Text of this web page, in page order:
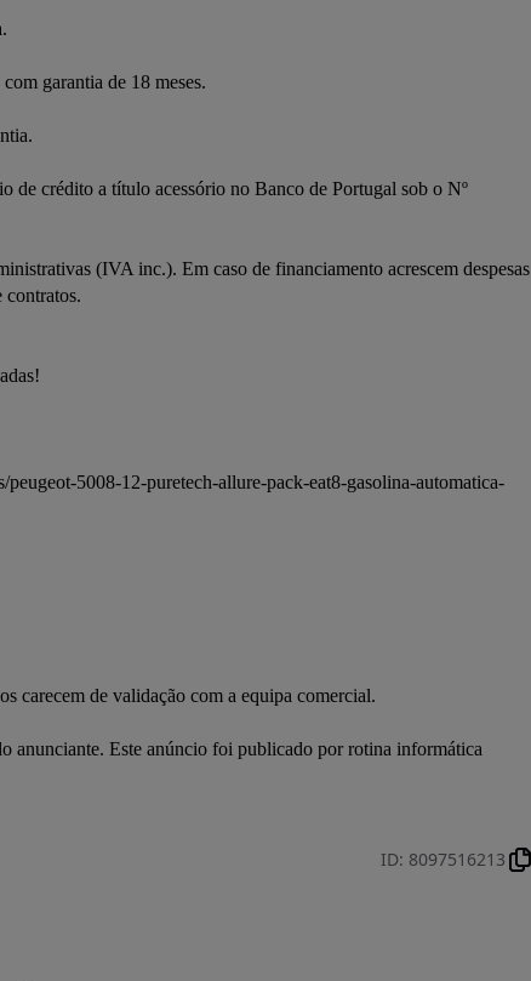
garantia de 18 meses.
de crédito a título acessório no Banco de Portugal sob o Nº
(IVA inc.). Em caso de financiamento acrescem despesas
contratos.
5008-12-puretech-allure-pack-eat8-gasolina-automatica-
carecem de validação com a equipa comercial.
ID: 8097516213